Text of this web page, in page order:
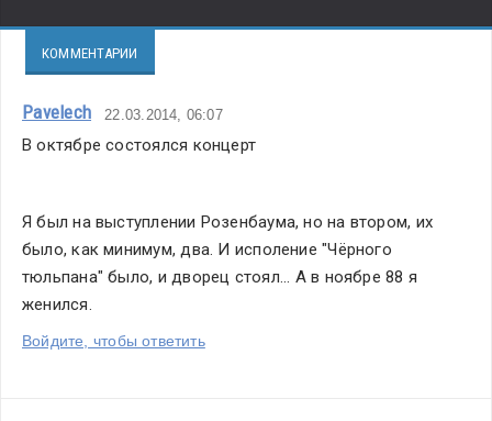
КОММЕНТАРИИ
Pavelech 22.03.2014, 06:07
В октябре состоялся концерт
Я был на выступлении Розенбаума, но на втором, их
было, как минимум, два. И исполение "Чёрного
тюльпана" было, и дворец стоял... А в ноябре 88 я
женился.
Войдите, чтобы ответить